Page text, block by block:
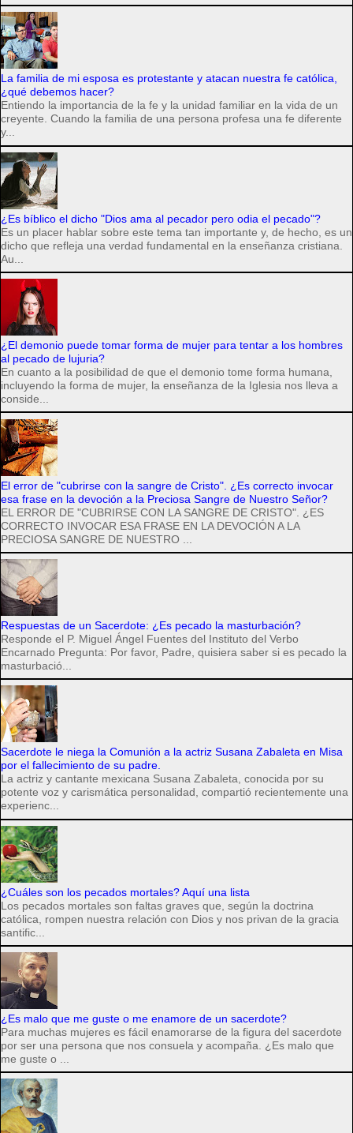
La familia de mi esposa es protestante y atacan nuestra fe católica,
¿qué debemos hacer?
Entiendo la importancia de la fe y la unidad familiar en la vida de un
creyente. Cuando la familia de una persona profesa una fe diferente
y...
¿Es bíblico el dicho "Dios ama al pecador pero odia el pecado"?
Es un placer hablar sobre este tema tan importante y, de hecho, es un
dicho que refleja una verdad fundamental en la enseñanza cristiana.
Au...
¿El demonio puede tomar forma de mujer para tentar a los hombres
al pecado de lujuria?
En cuanto a la posibilidad de que el demonio tome forma humana,
incluyendo la forma de mujer, la enseñanza de la Iglesia nos lleva a
conside...
El error de "cubrirse con la sangre de Cristo". ¿Es correcto invocar
esa frase en la devoción a la Preciosa Sangre de Nuestro Señor?
EL ERROR DE "CUBRIRSE CON LA SANGRE DE CRISTO". ¿ES
CORRECTO INVOCAR ESA FRASE EN LA DEVOCIÓN A LA
PRECIOSA SANGRE DE NUESTRO ...
Respuestas de un Sacerdote: ¿Es pecado la masturbación?
Responde el P. Miguel Ángel Fuentes del Instituto del Verbo
Encarnado Pregunta: Por favor, Padre, quisiera saber si es pecado la
masturbació...
Sacerdote le niega la Comunión a la actriz Susana Zabaleta en Misa
por el fallecimiento de su padre.
La actriz y cantante mexicana Susana Zabaleta, conocida por su
potente voz y carismática personalidad, compartió recientemente una
experienc...
¿Cuáles son los pecados mortales? Aquí una lista
Los pecados mortales son faltas graves que, según la doctrina
católica, rompen nuestra relación con Dios y nos privan de la gracia
santific...
¿Es malo que me guste o me enamore de un sacerdote?
Para muchas mujeres es fácil enamorarse de la figura del sacerdote
por ser una persona que nos consuela y acompaña. ¿Es malo que
me guste o ...